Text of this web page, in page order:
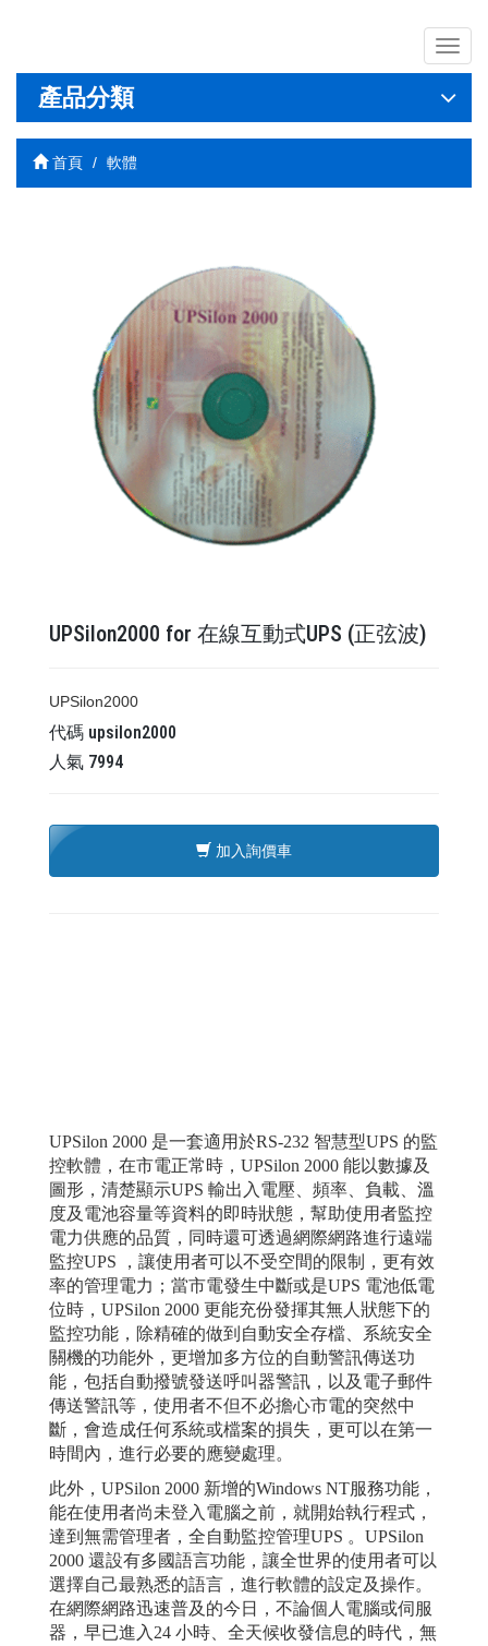
導
覽
列
關
產品分類
首頁 軟體
UPSilon2000 for 在線互動式UPS (正弦波)
UPSilon2000
代碼 upsilon2000
人氣 7994
加入詢價車
UPSilon 2000 是一套適用於RS-232 智慧型UPS 的監
控軟體，在市電正常時，UPSilon 2000 能以數據及
圖形，清楚顯示UPS 輸出入電壓、頻率、負載、溫
度及電池容量等資料的即時狀態，幫助使用者監控
電力供應的品質，同時還可透過網際網路進行遠端
監控UPS ，讓使用者可以不受空間的限制，更有效
率的管理電力；當市電發生中斷或是UPS 電池低電
位時，UPSilon 2000 更能充份發揮其無人狀態下的
監控功能，除精確的做到自動安全存檔、系統安全
關機的功能外，更增加多方位的自動警訊傳送功
能，包括自動撥號發送呼叫器警訊，以及電子郵件
傳送警訊等，使用者不但不必擔心市電的突然中
斷，會造成任何系統或檔案的損失，更可以在第一
時間內，進行必要的應變處理。
此外，UPSilon 2000 新增的Windows NT服務功能，
能在使用者尚未登入電腦之前，就開始執行程式，
達到無需管理者，全自動監控管理UPS 。UPSilon
2000 還設有多國語言功能，讓全世界的使用者可以
選擇自己最熟悉的語言，進行軟體的設定及操作。
在網際網路迅速普及的今日，不論個人電腦或伺服
器，早已進入24 小時、全天候收發信息的時代，無